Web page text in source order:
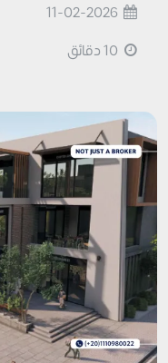
11-02-2026